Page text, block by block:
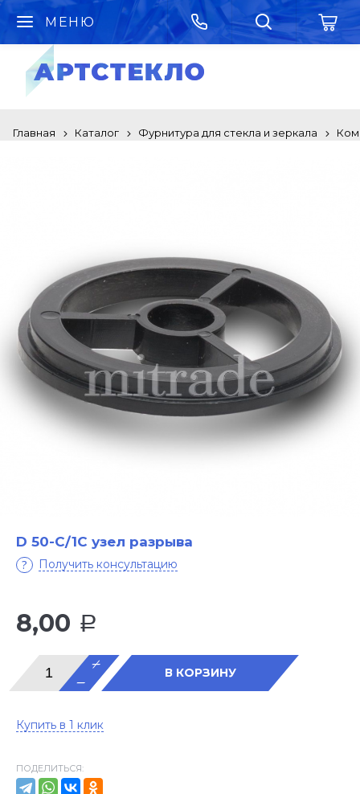
МЕНЮ
Главная Каталог Фурнитура для стекла и зеркала
D 50-С/1С узел разрыва
Получить консультацию
8,00 Р
В КОРЗИНУ
Купить в 1 клик
ПОДЕЛИТЬСЯ: